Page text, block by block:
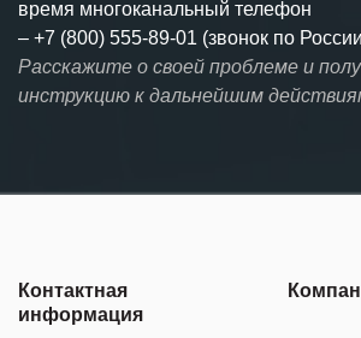
время многоканальный телефон
– +7 (800) 555-89-01 (звонок по
Расскажите о своей проблеме и
инструкцию к дальнейшим
Контактная
информация